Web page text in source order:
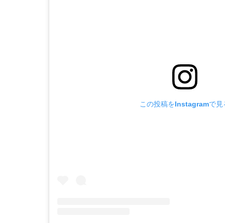
この投稿をInstagramで見